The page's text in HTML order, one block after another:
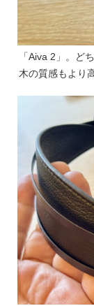
「Aiva 2」。ど
木の質感もより